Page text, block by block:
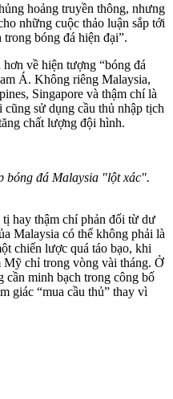
hoảng truyền thông, nhưng
những cuộc thảo luận sắp tới
bóng đá hiện đại”.
về hiện tượng “bóng đá
Á. Không riêng Malaysia,
Singapore và thậm chí là
sử dụng cầu thủ nhập tịch
chất lượng đội hình.
bóng đá Malaysia "lột xác".
hay thậm chí phản đối từ dư
Malaysia có thể không phải là
chiến lược quá táo bạo, khi
Mỹ chỉ trong vòng vài tháng. Ở
cần minh bạch trong công bố
giác “mua cầu thủ” thay vì